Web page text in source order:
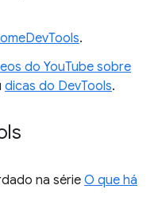
.
do YouTube sobre
dicas do DevTools.
na série O que há